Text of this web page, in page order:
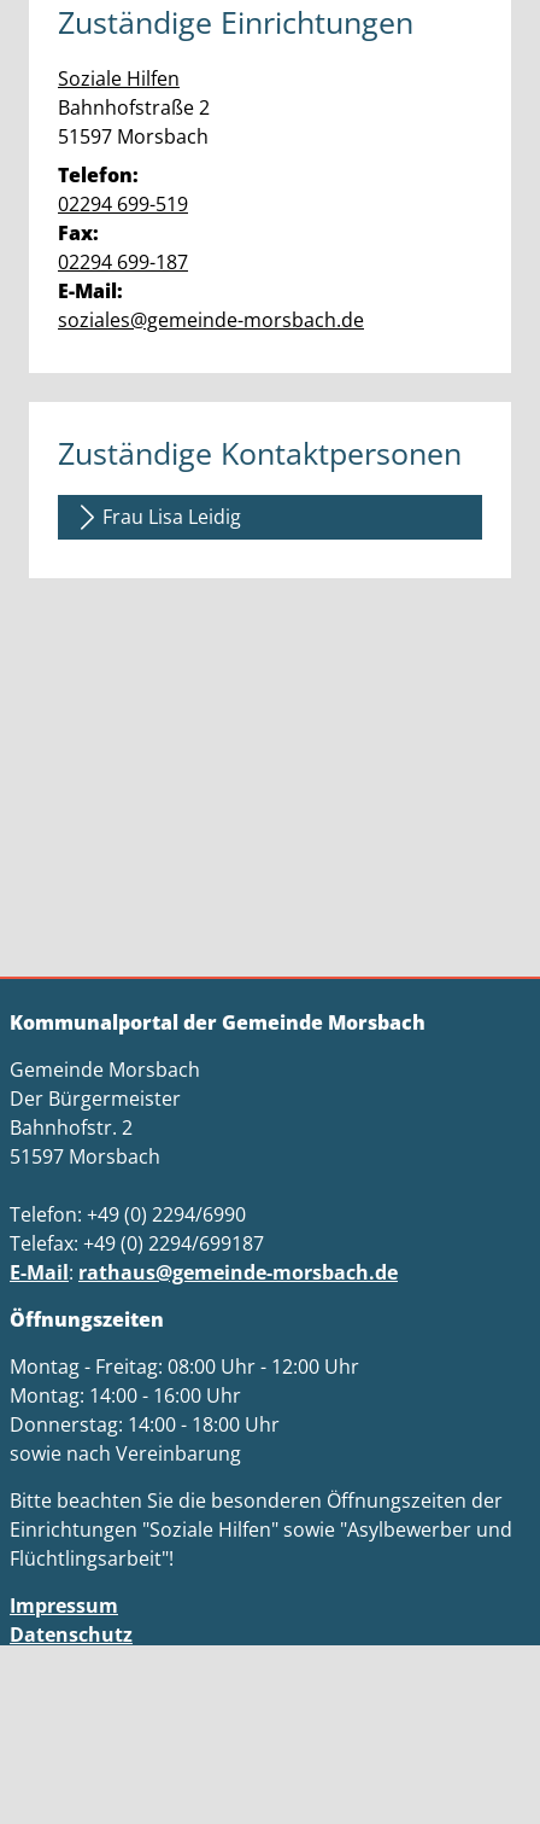
Zuständige Einrichtungen
Soziale Hilfen
Straße:
Bahnhofstraße Hausnummer:
2
PLZ:
51597 Ort:
Morsbach
Telefon:
02294 699-519
Fax:
02294 699-187
E-Mail:
soziales@gemeinde-morsbach.de
Zuständige Kontaktpersonen
Frau Lisa Leidig
Kommunalportal der Gemeinde Morsbach
Gemeinde Morsbach
Der Bürgermeister
Bahnhofstr. 2
51597 Morsbach
Telefon: +49 (0) 2294/6990
Telefax: +49 (0) 2294/699187
E-Mail: rathaus@gemeinde-morsbach.de
Öffnungszeiten
Montag - Freitag: 08:00 Uhr - 12:00 Uhr
Montag: 14:00 - 16:00 Uhr
Donnerstag: 14:00 - 18:00 Uhr
sowie nach Vereinbarung
Bitte beachten Sie die besonderen Öffnungszeiten der
Einrichtungen "Soziale Hilfen" sowie "Asylbewerber und
Flüchtlingsarbeit"!
Impressum
Datenschutz